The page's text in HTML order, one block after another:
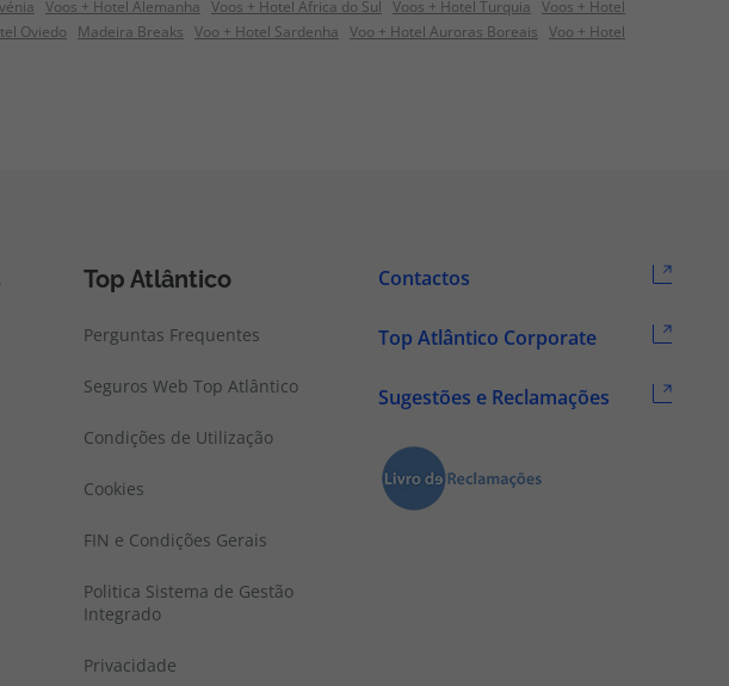
Voos + Hotel Alemanha Voos + Hotel África do Sul Voos + Hotel Turquia Voos + Hotel
Oviedo Madeira Breaks Voo + Hotel Sardenha Voo + Hotel Auroras Boreais Voo + Hotel
Top Atlântico
Perguntas Frequentes
Seguros Web Top Atlântico
Condições de Utilização
Cookies
FIN e Condições Gerais
Politica Sistema de Gestão
Integrado
Privacidade
Contactos
Top Atlântico Corporate
Sugestões e Reclamações